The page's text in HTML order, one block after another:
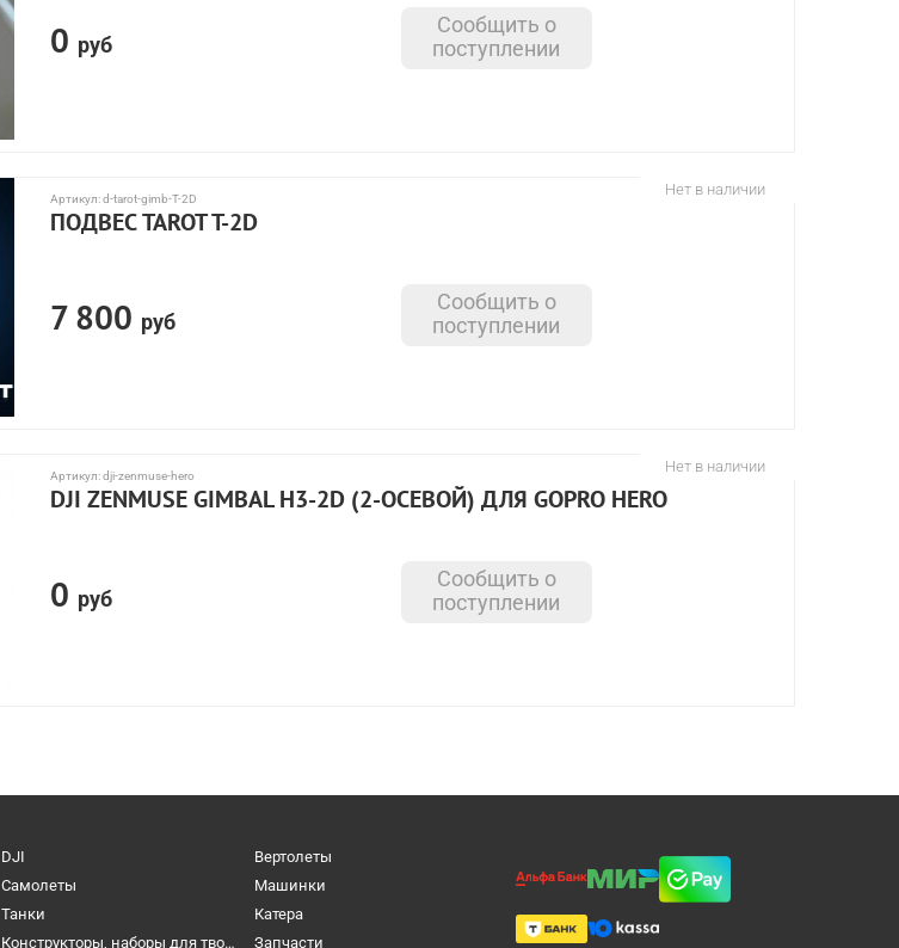
0 руб
Сообщить о
поступлении
Нет в наличии
Артикул:d-tarot-gimb-T-2D
ПОДВЕС TAROT T-2D
7 800 руб
Сообщить о
поступлении
Нет в наличии
Артикул:dji-zenmuse-hero
DJI ZENMUSE GIMBAL H3-2D (2-ОСЕВОЙ) ДЛЯ GOPRO HERO
0 руб
Сообщить о
поступлении
DJI
Вертолеты
Самолеты
Машинки
Танки
Катера
Конструкторы, наборы для творчества и настольные игры Запчасти